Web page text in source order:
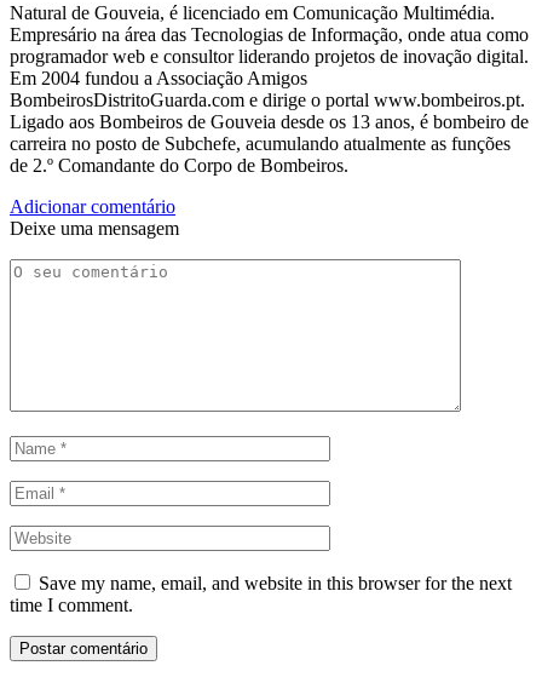
Natural de Gouveia, é licenciado em Comunicação Multimédia.
Empresário na área das Tecnologias de Informação, onde atua como
programador web e consultor liderando projetos de inovação digital.
Em 2004 fundou a Associação Amigos
BombeirosDistritoGuarda.com e dirige o portal www.bombeiros.pt.
Ligado aos Bombeiros de Gouveia desde os 13 anos, é bombeiro de
carreira no posto de Subchefe, acumulando atualmente as funções
de 2.º Comandante do Corpo de Bombeiros.
Adicionar comentário
Deixe uma mensagem
Save my name, email, and website in this browser for the next
time I comment.